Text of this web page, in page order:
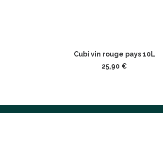
AJOUTER AU PANIER
Cubi vin rouge pays 10L
25,90 €